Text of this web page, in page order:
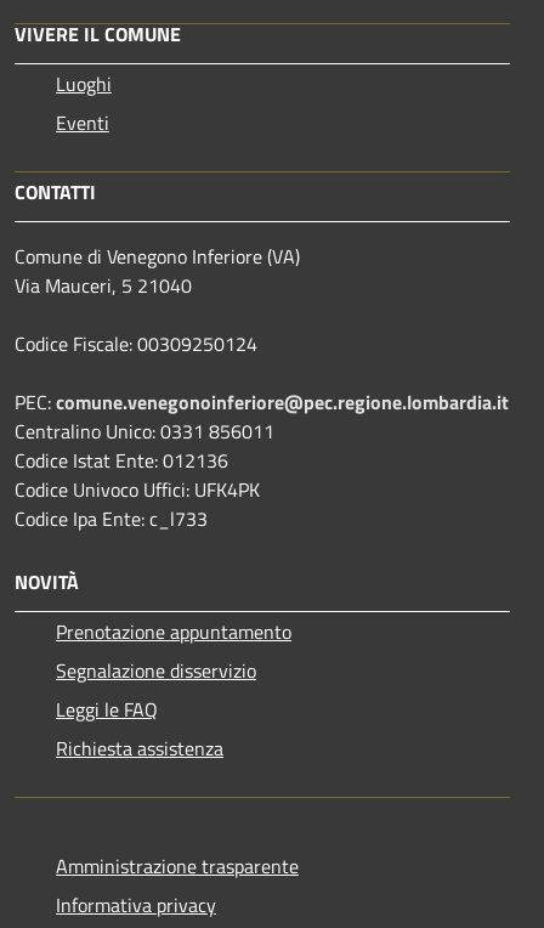
VIVERE IL COMUNE
Luoghi
Eventi
CONTATTI
Comune di Venegono Inferiore (VA)
Via Mauceri, 5 21040
Codice Fiscale: 00309250124
PEC:comune.venegonoinferiore@pec.regione.lombardia.it
Centralino Unico: 0331 856011
Codice Istat Ente: 012136
Codice Univoco Uffici: UFK4PK
Codice Ipa Ente: c_l733
NOVITÀ
Prenotazione appuntamento
Segnalazione disservizio
Leggi le FAQ
Richiesta assistenza
Amministrazione trasparente
Informativa privacy